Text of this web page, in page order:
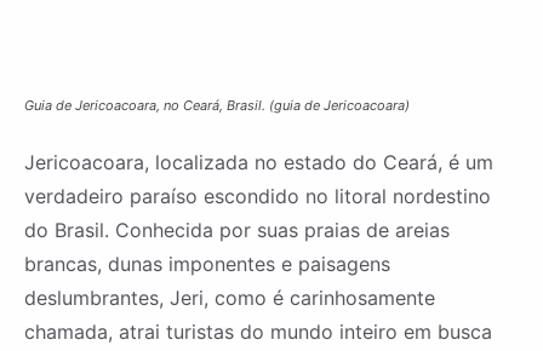
Guia de Jericoacoara, no Ceará, Brasil. (guia de Jericoacoara)
Jericoacoara, localizada no estado do Ceará, é um
verdadeiro paraíso escondido no litoral nordestino
do Brasil. Conhecida por suas praias de areias
brancas, dunas imponentes e paisagens
deslumbrantes, Jeri, como é carinhosamente
chamada, atrai turistas do mundo inteiro em busca